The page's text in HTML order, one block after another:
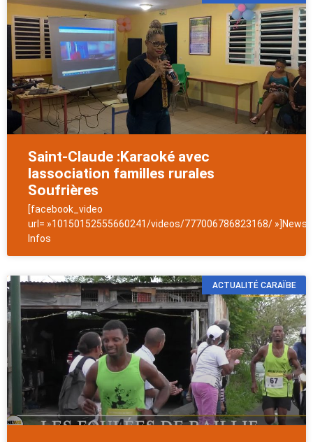
Saint-Claude :Karaoké avec
lassociation familles rurales
Soufrières
[facebook_video
url= »10150152555660241/videos/777006786823168/
Infos
ACTUALITÉ CARAÏBE